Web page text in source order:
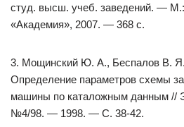
студ. высш. учеб. заве­дений. —
«Акаде­мия», 2007. — 368 с.
3. Мощинский Ю. А., Беспалов В.
Определение параметров схемы
машины по каталожным данным //
№4/98. — 1998. — С. 38-42.